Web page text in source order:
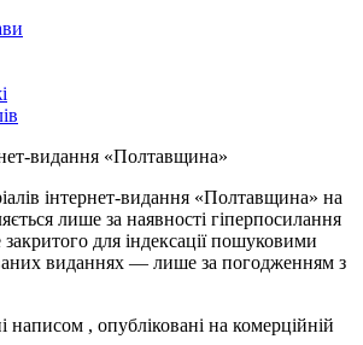
видання «Полтавщина»
інтернет-видання «Полтавщина» на
лише за наявності гіперпосилання
закритого для індексації пошуковими
виданнях — лише за погодженням з
написом , опубліковані на комерційній